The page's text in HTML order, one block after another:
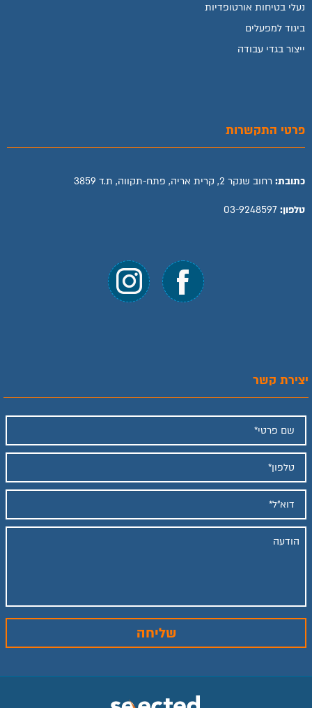
נעלי בטיחות אורטופדיות
ביגוד למפעלים
ייצור בגדי עבודה
פרטי התקשרות
כתובת: רחוב שנקר 2, קרית אריה, פתח-תקווה, ת.ד 3859
טלפון: 03-9248597
יצירת קשר